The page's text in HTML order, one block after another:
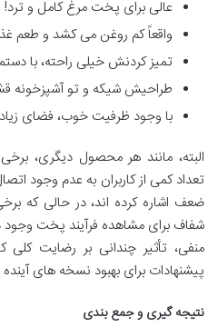
عالی برای پخت مرغ کامل و ترد!
واقعاً کم روغن می کشد و طعم
تمیز کردنش خیلی راحته، با
طراحیش شیکه و تو آشپزخونه
با وجود ظرفیت خوب، فضای
البته، مانند هر محصول دیگری،
تعداد کمی از کاربران به عدم وجود
ضعف اشاره کرده اند، در حالی که
شفاف برای مشاهده فرآیند پخت وجود
منفی، تأثیر چندانی بر رضایت کلی
پیشنهادات برای بهبود نسخه های
نتیجه گیری و جمع بندی